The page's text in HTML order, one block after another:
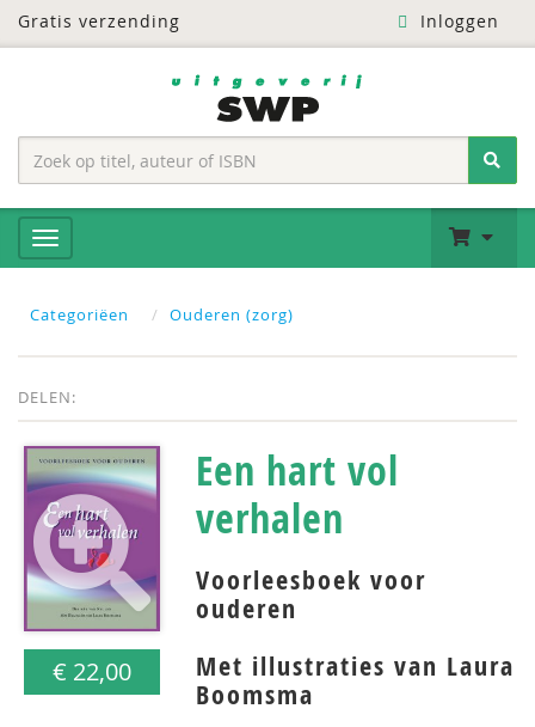
Gratis verzending Inloggen
Categoriëen Ouderen (zorg)
DELEN:
€ 22,00
Een hart vol
verhalen
Voorleesboek voor
ouderen
Met illustraties van Laura
Boomsma